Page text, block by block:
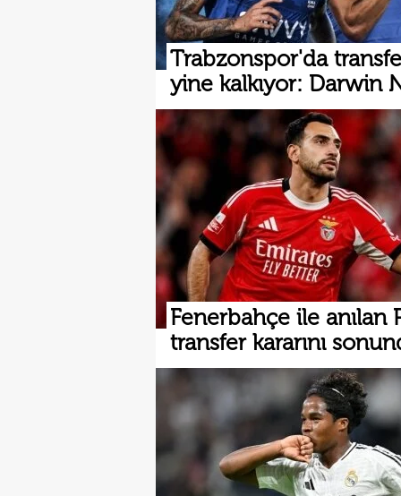
Trabzonspor'da
yine kalkıyor: Darwin
Fenerbahçe ile anılan
transfer kararını